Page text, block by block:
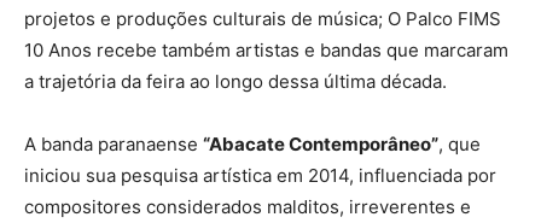
projetos e produções culturais de música; O Palco FIMS
10 Anos recebe também artistas e bandas que marcaram
a trajetória da feira ao longo dessa última década.
A banda paranaense “Abacate Contemporâneo”, que
iniciou sua pesquisa artística em 2014, influenciada por
compositores considerados malditos, irreverentes e